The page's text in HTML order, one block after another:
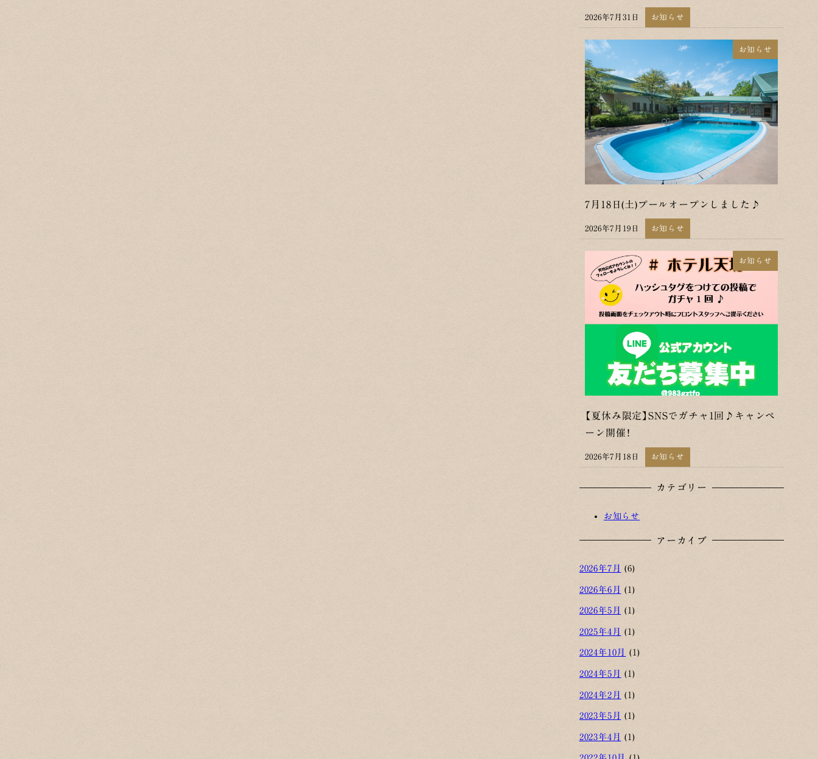
投稿日
2026年7月31日 お知らせ
お知らせ
7月18日(土)プールオープンしました♪
2026年7月19日 お知らせ
お知らせ
【夏休み限定】SNSでガチャ1回♪キャンペ
ーン開催！
2026年7月18日 お知らせ
カテゴリー
お知らせ
アーカイブ
2026年7月 (6)
2026年6月 (1)
2026年5月 (1)
2025年4月 (1)
2024年10月 (1)
2024年5月 (1)
2024年2月 (1)
2023年5月 (1)
2023年4月 (1)